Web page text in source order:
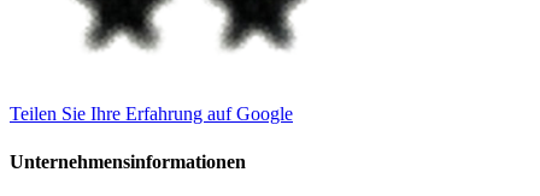
Teilen Sie Ihre Erfahrung auf Google
Unternehmensinformationen